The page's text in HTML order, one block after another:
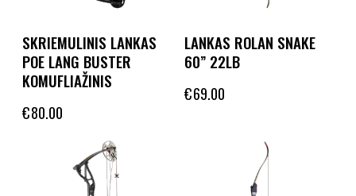
SKRIEMULINIS LANKAS
POE LANG BUSTER
KOMUFLIAŽINIS
€80.00
LANKAS ROLAN SNAKE
60” 22LB
€69.00